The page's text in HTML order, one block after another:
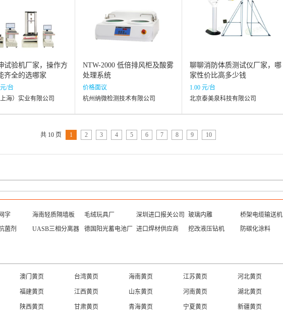
试验机厂家，操作方
齐全的选哪家
/台
海）实业有限公司
NTW-2000 低倍排风柜及酸雾
处理系统
价格面议
杭州纳微检测技术有限公司
聊聊消防体质测试仪厂家，哪
家性价比高多少钱
1.00 元/台
北京泰美泉科技有限公司
共 10 页 1 2 3 4 5 6 7 8 9 10
字 海南轻质隔墙板 毛绒玩具厂 深圳进口报关公司 玻璃内雕 桥架电缆输送机
菌剂 UASB三相分离器 德国阳光蓄电池厂 进口焊材供应商 挖改液压钻机 防碳化涂料
西藏产品 浙江产品 广西产品 重庆产品 海外产品
新疆产品 云南产品 海南产品 陕西产品 江西产品
内蒙古产品 江苏产品 青海产品 澳门产品 北京产品